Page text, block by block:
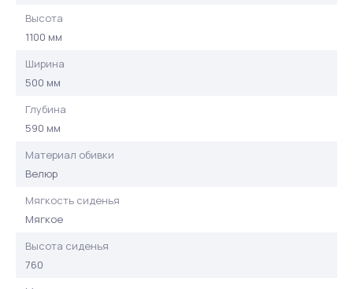
Высота
1100 мм
Ширина
500 мм
Глубина
590 мм
Материал обивки
Велюр
Мягкость сиденья
Мягкое
Высота сиденья
760